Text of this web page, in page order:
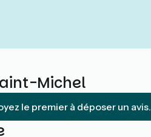
Michel
le premier à déposer un avis.